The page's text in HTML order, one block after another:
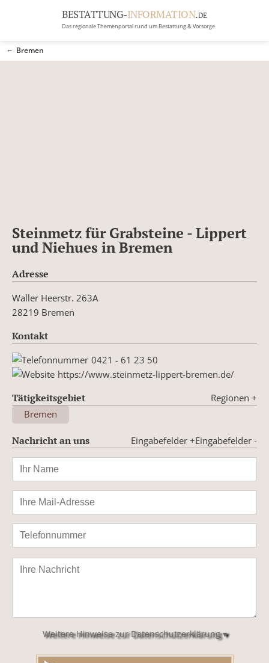
BESTATTUNG-INFORMATION.DE
Das regionale Themenportal rund um Bestattung & Vorsorge
BRANCHEN
Bremen
Steinmetz für Grabsteine - Lippert
und Niehues in Bremen
Adresse
Waller Heerstr. 263A
28219 Bremen
Kontakt
0421 - 61 23 50
https://www.steinmetz-lippert-bremen.de/
Tätigkeitsgebiet Regionen +
Bremen
Nachricht an uns Eingabefelder -
Eingabefelder +
Bitte
lasse
leer.Weitere Hinweise zur Datenschutzerklärung ▾